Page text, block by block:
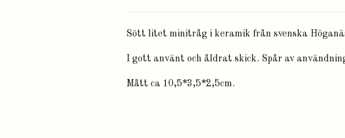
Sött litet minitråg i keramik från svenska
I gott använt och åldrat skick. Spår av
Mått ca 10,5*3,5*2,5cm.